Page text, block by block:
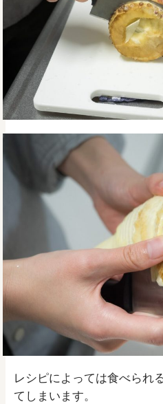
レシピによっては食べられ
てしまいます。